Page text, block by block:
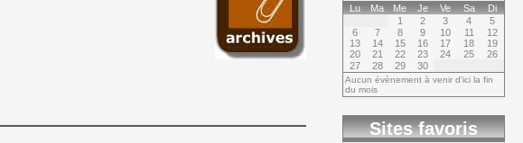
Lu Ma Me Je Ve Sa
Di
1
2 3 4
5
6
7 8 9 10 11
12
13
14 15 16 17 18
19
20
21 22 23 24 25
26
27
28 29 30
Aucun évènement à venir d'ici la fin
du mois
Sites favoris